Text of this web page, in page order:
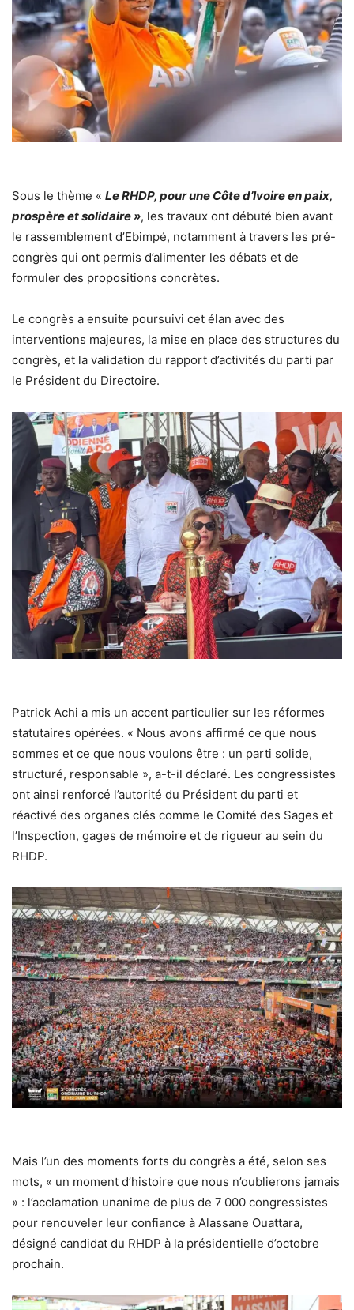
Sous le thème « Le RHDP, pour une Côte d’Ivoire en paix,
prospère et solidaire », les travaux ont débuté bien avant
le rassemblement d’Ebimpé, notamment à travers les pré-
congrès qui ont permis d’alimenter les débats et de
formuler des propositions concrètes.
Le congrès a ensuite poursuivi cet élan avec des
interventions majeures, la mise en place des structures du
congrès, et la validation du rapport d’activités du parti par
le Président du Directoire.
Patrick Achi a mis un accent particulier sur les réformes
statutaires opérées. « Nous avons affirmé ce que nous
sommes et ce que nous voulons être : un parti solide,
structuré, responsable », a-t-il déclaré. Les congressistes
ont ainsi renforcé l’autorité du Président du parti et
réactivé des organes clés comme le Comité des Sages et
l’Inspection, gages de mémoire et de rigueur au sein du
RHDP.
Mais l’un des moments forts du congrès a été, selon ses
mots, « un moment d’histoire que nous n’oublierons jamais
» : l’acclamation unanime de plus de 7 000 congressistes
pour renouveler leur confiance à Alassane Ouattara,
désigné candidat du RHDP à la présidentielle d’octobre
prochain.